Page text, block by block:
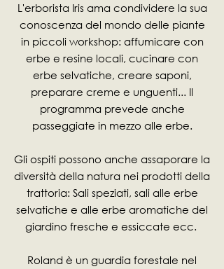
L'erborista Iris ama condividere la sua
conoscenza del mondo delle piante
in piccoli workshop: affumicare con
erbe e resine locali, cucinare con
erbe selvatiche, creare saponi,
preparare creme e unguenti... Il
programma prevede anche
passeggiate in mezzo alle erbe.
Gli ospiti possono anche assaporare la
diversità della natura nei prodotti della
trattoria: Sali speziati, sali alle erbe
selvatiche e alle erbe aromatiche del
giardino fresche e essiccate ecc.
Roland è un guardia forestale nel